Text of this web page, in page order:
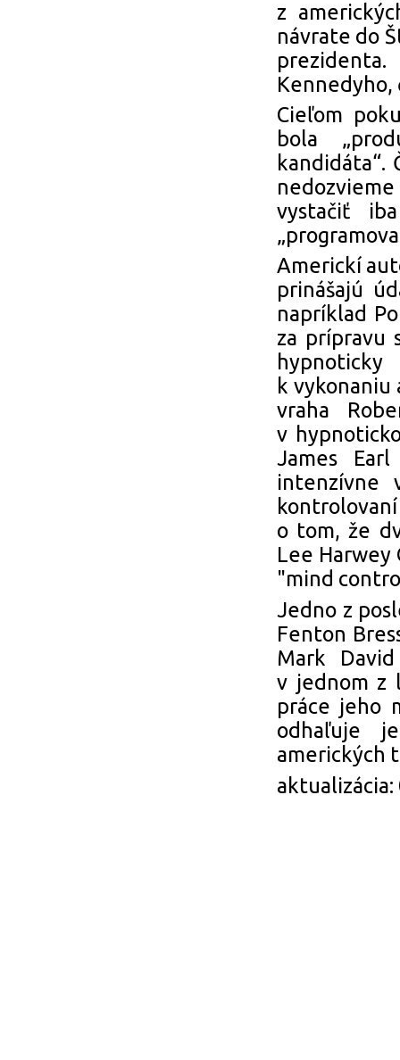
z
návrate do
Kennedyho,
Cieľom
bola
kandidáta“.
vystačiť
Americkí
prinášajú
napríklad
za prípravu
hypnoticky
k vykonaniu
vraha
v
James
intenzívne
o tom, že
Lee Harwey
"mind
Jedno z
Fenton
Mark
v jednom z
práce jeho
odhaľuje
amerických
aktualizácia: